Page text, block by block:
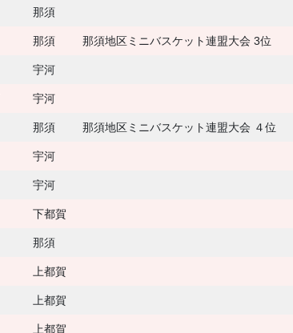
那須
那須 那須地区ミニバスケット連盟大会 3位
宇河
宇河
那須 那須地区ミニバスケット連盟大会 ４位
宇河
宇河
下都賀
那須
上都賀
上都賀
上都賀